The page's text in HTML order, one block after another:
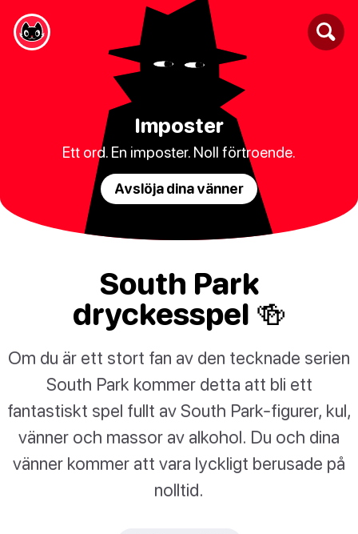
Imposter
Ett ord. En imposter. Noll förtroende.
Avslöja dina vänner
South Park
dryckesspel 🍻
Om du är ett stort fan av den tecknade serien
South Park kommer detta att bli ett
fantastiskt spel fullt av South Park-figurer, kul,
vänner och massor av alkohol. Du och dina
vänner kommer att vara lyckligt berusade på
nolltid.